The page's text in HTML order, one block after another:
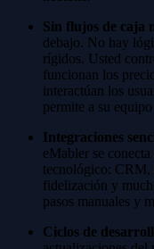
Sin flujos de caja
debajo. No hay
rígidos. Usted
funcionan los
interactúan los
permite a su
Integraciones
eMabler se
tecnológico: CRM,
fidelización y
pasos manuales y
Ciclos de